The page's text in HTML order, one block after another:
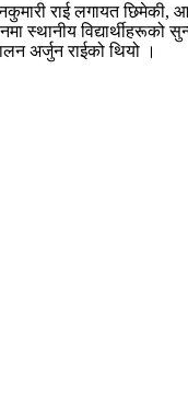
राई लगायत
विद्यार्थीहरूको
अर्जुन राईको थियो ।